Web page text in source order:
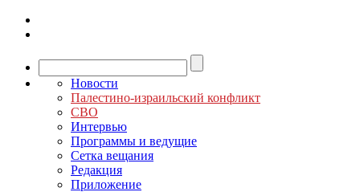
Новости
Палестино-израильский конфликт
СВО
Интервью
Программы и ведущие
Сетка вещания
Редакция
Приложение